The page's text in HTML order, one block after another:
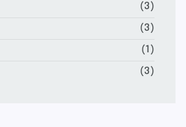
(3)
(3)
(1)
(3)